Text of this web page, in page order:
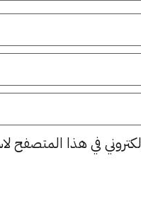
في هذا المتصفح